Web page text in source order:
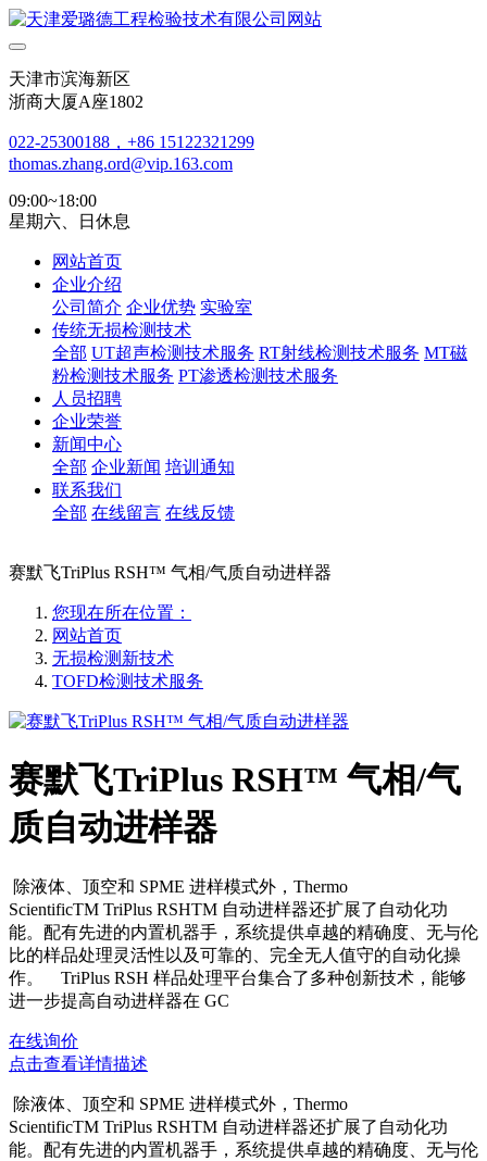
天津市滨海新区
浙商大厦A座1802
022-25300188，+86 15122321299
thomas.zhang.ord@vip.163.com
09:00~18:00
星期六、日休息
网站首页
企业介绍
公司简介 企业优势 实验室
传统无损检测技术
全部 UT超声检测技术服务 RT射线检测技术服务 MT磁
粉检测技术服务 PT渗透检测技术服务
人员招聘
企业荣誉
新闻中心
全部 企业新闻 培训通知
联系我们
全部 在线留言 在线反馈
赛默飞TriPlus RSH™ 气相/气质自动进样器
您现在所在位置：
网站首页
无损检测新技术
TOFD检测技术服务
赛默飞TriPlus RSH™ 气相/气
质自动进样器
除液体、顶空和 SPME 进样模式外，Thermo
ScientificTM TriPlus RSHTM 自动进样器还扩展了自动化功
能。配有先进的内置机器手，系统提供卓越的精确度、无与伦
比的样品处理灵活性以及可靠的、完全无人值守的自动化操
作。 TriPlus RSH 样品处理平台集合了多种创新技术，能够
进一步提高自动进样器在 GC
在线询价
点击查看详情描述
除液体、顶空和 SPME 进样模式外，Thermo
ScientificTM TriPlus RSHTM 自动进样器还扩展了自动化功
能。配有先进的内置机器手，系统提供卓越的精确度、无与伦